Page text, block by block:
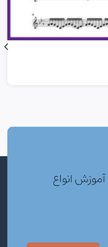
انواع